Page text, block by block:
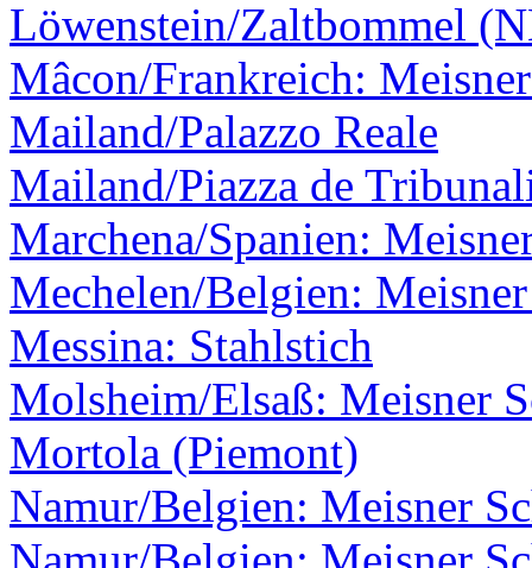
Löwenstein/Zaltbommel
Mâcon/Frankreich:
Mailand/Palazzo Reale
Mailand/Piazza de
Marchena/Spanien:
Mechelen/Belgien:
Messina: Stahlstich
Molsheim/Elsaß: Meisner
Mortola (Piemont)
Namur/Belgien: Meisner